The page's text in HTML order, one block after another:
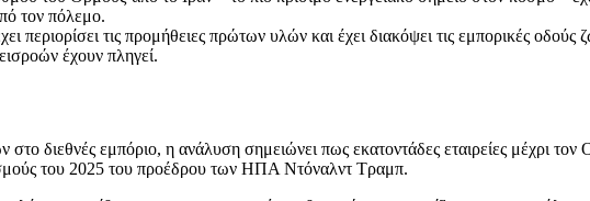
τον πόλεμο.
περιορίσει τις προμήθειες πρώτων υλών και έχει διακόψει τις εμπορικές
έχουν πληγεί.
διεθνές εμπόριο, η ανάλυση σημειώνει πως εκατοντάδες εταιρείες μέχρι
του 2025 του προέδρου των ΗΠΑ Ντόναλντ Τραμπ.